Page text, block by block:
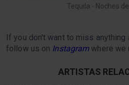
Tequila - Noches
If you don't want to miss anything
follow us on Instagramwhere we
ARTISTAS